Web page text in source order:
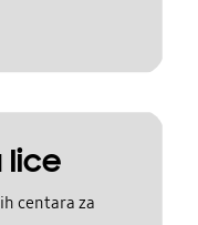
lice
centara za